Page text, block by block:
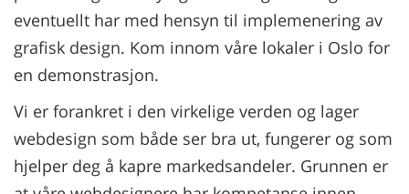
eventuellt har med hensyn til implemenering av
grafisk design. Kom innom våre lokaler i Oslo for
en demonstrasjon.
Vi er forankret i den virkelige verden og lager
webdesign som både ser bra ut, fungerer og som
hjelper deg å kapre markedsandeler. Grunnen er